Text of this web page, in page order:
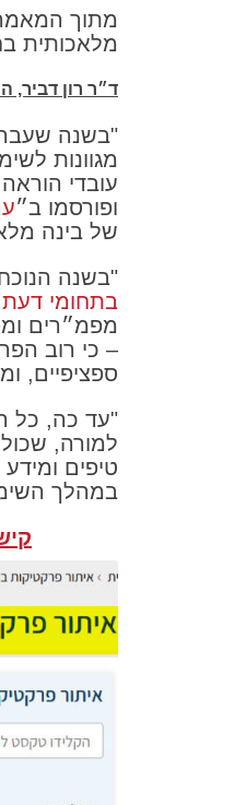
מתוך
מלאכותית בחינוך, 2025 , מינהל חדשנות
ד״ר רון דביר,
"בשנה
מגוונות
עובדי
ופורסמו ב״
של בינה
"בשנה
בתחומי דעת
– כי רוב
ספציפיים,
"עד כה, כל
למורה,
טיפים
במהלך